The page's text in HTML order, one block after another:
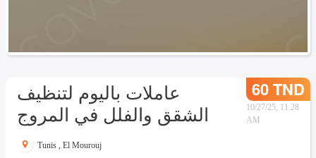
عاملات باليوم لتنظيف
الشقق والفلل في المروج
60 TND
10/27/25, 11:28
AM
Tunis , El Mourouj